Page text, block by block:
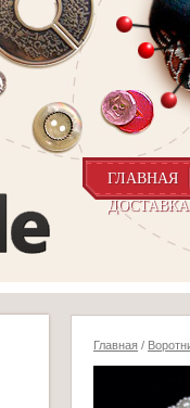
ГЛАВНАЯ
ДОСТАВКА
Главная /